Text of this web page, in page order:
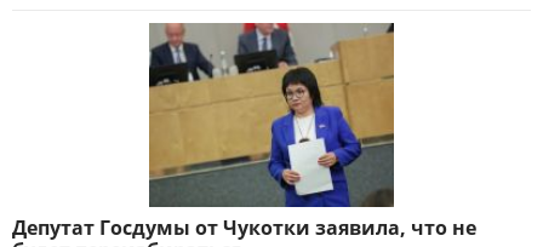
Депутат Госдумы от Чукотки заявила, что не